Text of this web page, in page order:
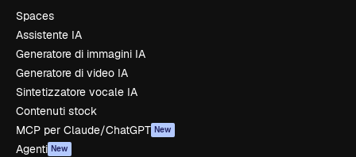
Spaces
Assistente IA
Generatore di immagini IA
Generatore di video IA
Sintetizzatore vocale IA
Contenuti stock
MCP per Claude/ChatGPT New
Agenti New